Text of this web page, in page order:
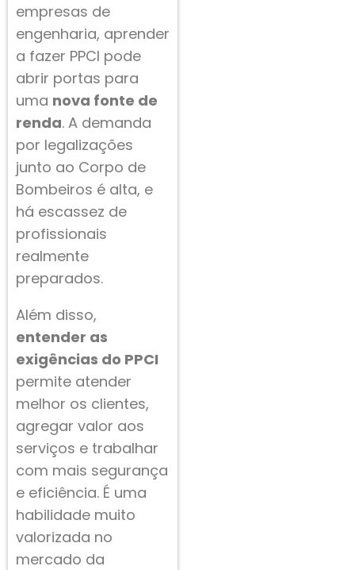
empresas de
engenharia, aprender
a fazer PPCI pode
abrir portas para
uma nova fonte de
renda. A demanda
por legalizações
junto ao Corpo de
Bombeiros é alta, e
há escassez de
profissionais
realmente
preparados.
Além disso,
entender as
exigências do PPCI
permite atender
melhor os clientes,
agregar valor aos
serviços e trabalhar
com mais segurança
e eficiência. É uma
habilidade muito
valorizada no
mercado da